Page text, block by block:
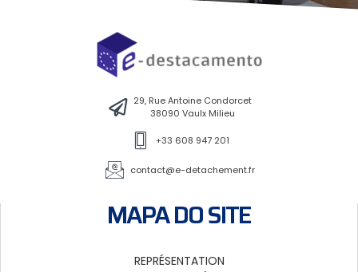
29, Rue Antoine Condorcet
38090 Vaulx Milieu
+33 608 947 201
contact@e-detachement.fr
MAPA DO SITE
REPRÉSENTATION